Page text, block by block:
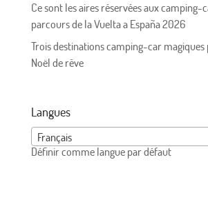
Ce sont les aires réservées aux camping-
parcours de la Vuelta a España 2026
Trois destinations camping-car
Noël de rêve
Langues
Français
Définir comme langue par défaut